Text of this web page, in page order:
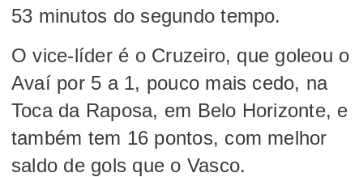
53 minutos do segundo tempo.
O vice-líder é o Cruzeiro, que goleou o
Avaí por 5 a 1, pouco mais cedo, na
Toca da Raposa, em Belo Horizonte, e
também tem 16 pontos, com melhor
saldo de gols que o Vasco.